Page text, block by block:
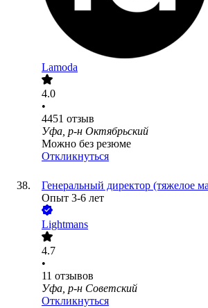
Lamoda
4.0
•
4451 отзыв
Уфа, р-н Октябрьский
Можно без резюме
Откликнуться
Генеральный директор (тяжелое
Опыт 3-6 лет
Lightmans
4.7
•
11 отзывов
Уфа, р-н Советский
Откликнуться